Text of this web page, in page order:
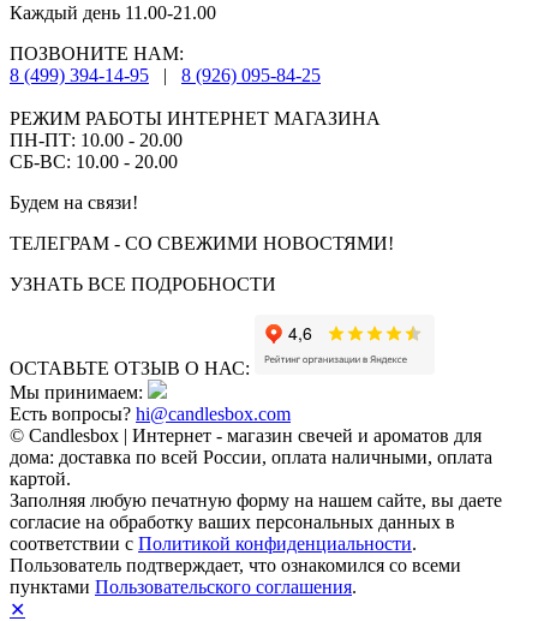
Каждый день 11.00-21.00
ПОЗВОНИТЕ НАМ:
8 (499) 394-14-95
| 8 (926) 095-84-25
РЕЖИМ РАБОТЫ ИНТЕРНЕТ МАГАЗИНА
ПН-ПТ: 10.00 - 20.00
СБ-ВС: 10.00 - 20.00
Будем на связи!
ТЕЛЕГРАМ - СО СВЕЖИМИ НОВОСТЯМИ!
УЗНАТЬ ВСЕ ПОДРОБНОСТИ
ОСТАВЬТЕ ОТЗЫВ О НАС:
Мы принимаем:
Есть вопросы? hi@candlesbox.com
© Candlesbox | Интернет - магазин свечей и ароматов для
дома: доставка по всей России, оплата наличными, оплата
картой.
Заполняя любую печатную форму на нашем сайте, вы даете
согласие на обработку ваших персональных данных в
соответствии с Политикой конфиденциальности.
Пользователь подтверждает, что ознакомился со всеми
пунктами Пользовательского соглашения.
✕